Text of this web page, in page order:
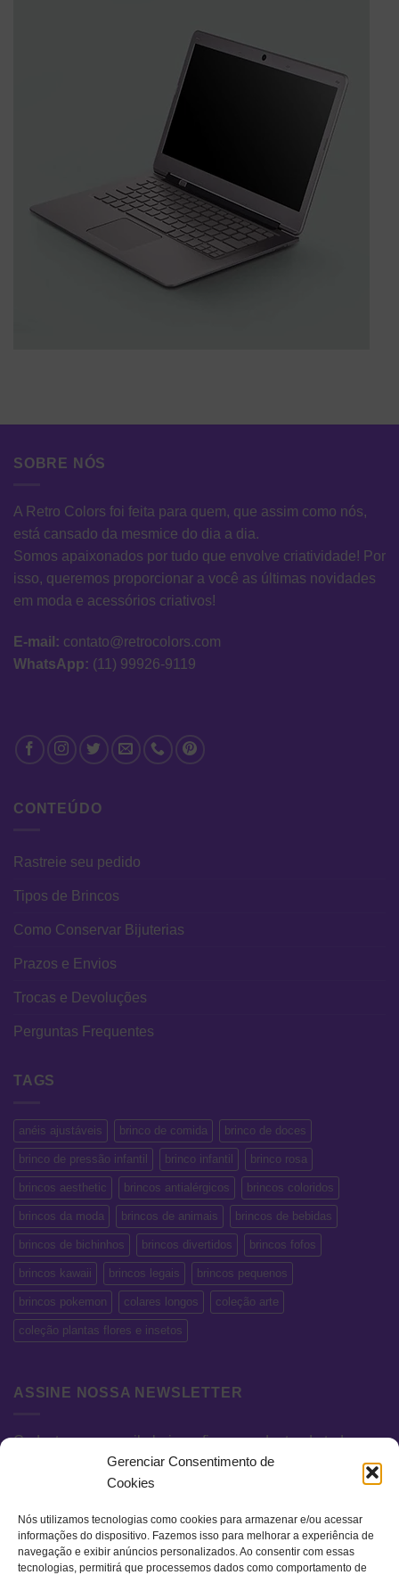
Gerenciar Consentimento de
Cookies
Nós utilizamos tecnologias como cookies para armazenar e/ou acessar
informações do dispositivo. Fazemos isso para melhorar a experiência de
navegação e exibir anúncios personalizados. Ao consentir com essas
tecnologias, permitirá que processemos dados como comportamento de
SOBRE NÓS
A Retro Colors foi feita para quem, que assim como nós,
está cansado da mesmice do dia a dia.
Somos apaixonados por tudo que envolve criatividade! Por
isso, queremos proporcionar a você as últimas novidades
em moda e acessórios criativos!
E-mail: contato@retrocolors.com
WhatsApp: (11) 99926-9119
CONTEÚDO
Rastreie seu pedido
Tipos de Brincos
Como Conservar Bijuterias
Prazos e Envios
Trocas e Devoluções
Perguntas Frequentes
TAGS
anéis ajustáveis brinco de comida brinco de doces
brinco de pressão infantil brinco infantil brinco rosa
brincos aesthetic brincos antialérgicos brincos coloridos
brincos da moda brincos de animais brincos de bebidas
brincos de bichinhos brincos divertidos brincos fofos
brincos kawaii brincos legais brincos pequenos
brincos pokemon colares longos coleção arte
coleção plantas flores e insetos
ASSINE NOSSA NEWSLETTER
Cadastre seu e-mail abaixo e fique por dentro de todas as
novidades e promoções exclusivas.